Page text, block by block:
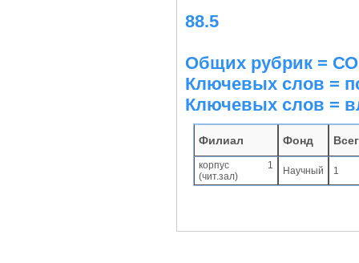
88.5
Общих рубрик =
Ключевых слов =
Ключевых слов =
Филиал Фонд
корпус 1
(чит.зал)
Научный 1